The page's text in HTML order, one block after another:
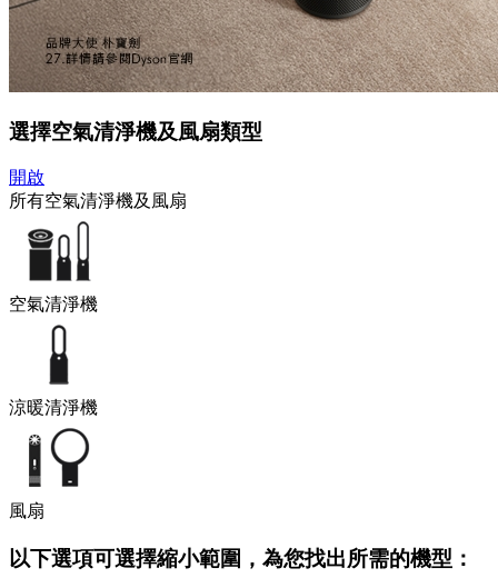
選擇空氣清淨機及風扇類型
開啟
所有空氣清淨機及風扇
空氣清淨機
涼暖清淨機
風扇
以下選項可選擇縮小範圍，為您找出所需的機型：